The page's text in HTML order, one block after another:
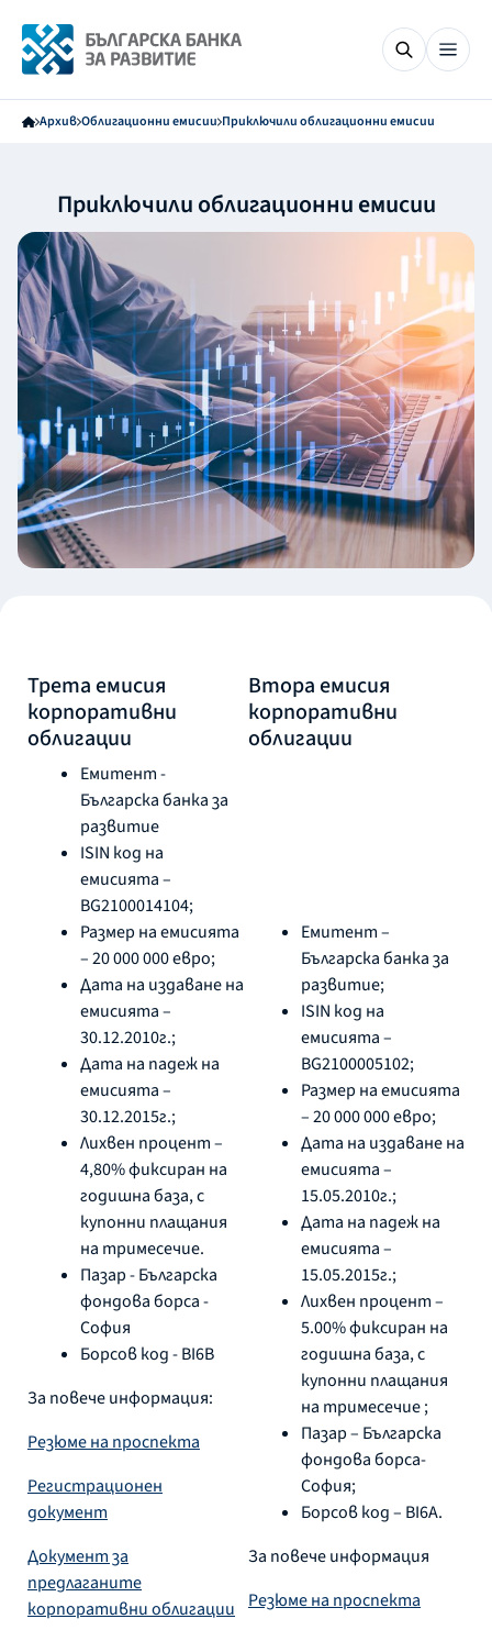
Архив Облигационни емисии Приключили облигационни емисии
Приключили облигационни емисии
Трета емисия
корпоративни
облигации
Втора емисия
корпоративни
облигации
Емитент -
Българска банка за
развитие
ISIN код на
емисията –
BG2100014104;
Размер на емисията
– 20 000 000 евро;
Дата на издаване на
емисията –
30.12.2010г.;
Дата на падеж на
емисията –
30.12.2015г.;
Лихвен процент –
4,80% фиксиран на
годишна база, с
купонни плащания
на тримесечие.
Пазар - Българска
фондова борса -
София
Борсов код - BI6B
За повече информация:
Резюме на проспекта
Регистрационен
документ
Документ за
предлаганите
корпоративни облигации
Емитент –
Българска банка за
развитие;
ISIN код на
емисията –
BG2100005102;
Размер на емисията
– 20 000 000 евро;
Дата на издаване на
емисията –
15.05.2010г.;
Дата на падеж на
емисията –
15.05.2015г.;
Лихвен процент –
5.00% фиксиран на
годишна база, с
купонни плащания
на тримесечие ;
Пазар – Българска
фондова борса-
София;
Борсов код – BI6А.
За повече информация
Резюме на проспекта